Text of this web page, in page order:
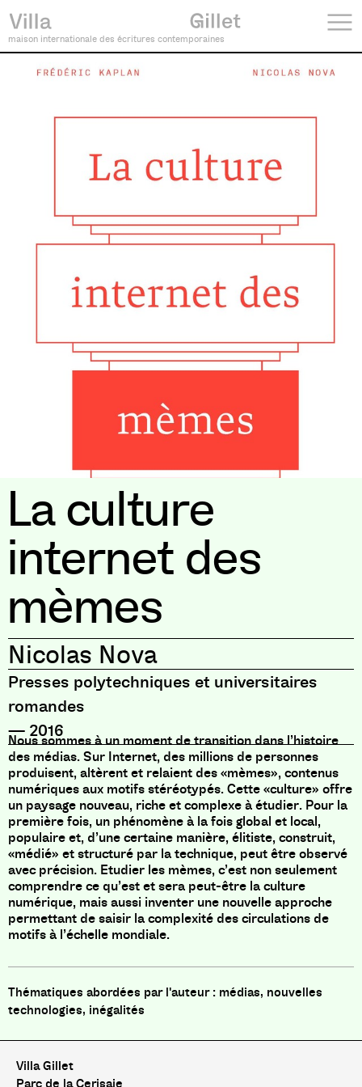
maison internationale des écritures contemporaines
La culture
internet des
mèmes
Nicolas Nova
Presses polytechniques et universitaires
romandes
— 2016
Nous sommes à un moment de transition dans l’histoire
des médias. Sur Internet, des millions de personnes
produisent, altèrent et relaient des «mèmes», contenus
numériques aux motifs stéréotypés. Cette «culture» offre
un paysage nouveau, riche et complexe à étudier. Pour la
première fois, un phénomène à la fois global et local,
populaire et, d’une certaine manière, élitiste, construit,
«médié» et structuré par la technique, peut être observé
avec précision. Etudier les mèmes, c’est non seulement
comprendre ce qu’est et sera peut-être la culture
numérique, mais aussi inventer une nouvelle approche
permettant de saisir la complexité des circulations de
motifs à l’échelle mondiale.
médias, nouvelles
technologies, inégalités
Villa Gillet